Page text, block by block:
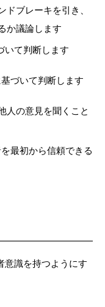
ブレーキを引き、
か議論します
いて判断します
づいて判断します
人の意見を聞くこと
最初から信頼できる
意識を持つようにす